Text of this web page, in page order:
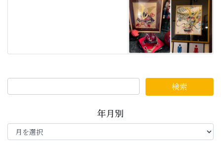
年月別
年
月